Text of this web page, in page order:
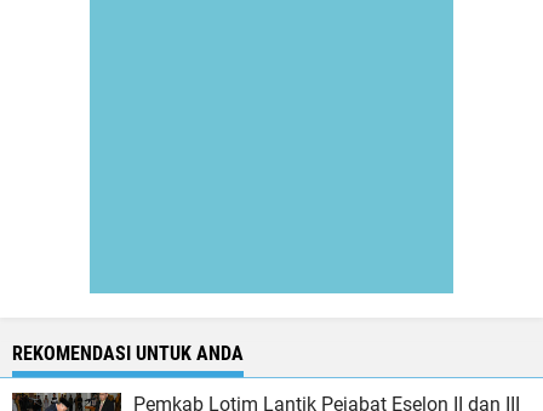
REKOMENDASI UNTUK ANDA
Pemkab Lotim Lantik Pejabat Eselon II dan III